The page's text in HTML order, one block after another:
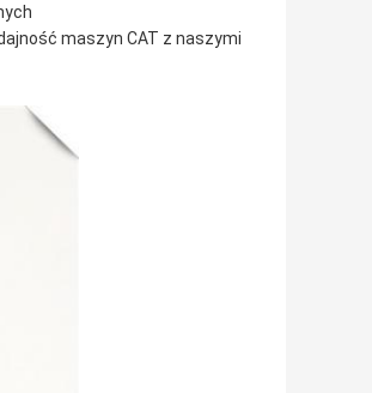
maszyn CAT z naszymi